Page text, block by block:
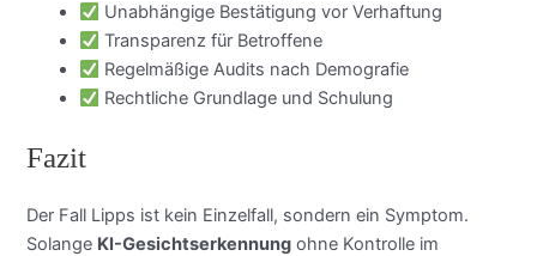
Unabhängige Bestätigung vor Verhaftung
Transparenz für Betroffene
Regelmäßige Audits nach Demografie
Rechtliche Grundlage und Schulung
Fazit
Der Fall Lipps ist kein Einzelfall, sondern ein Symptom.
Solange KI-Gesichtserkennung ohne Kontrolle im